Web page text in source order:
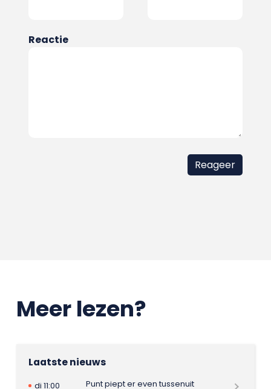
Reactie
Meer lezen?
Laatste nieuws
di 11:00
Punt piept er even tussenuit